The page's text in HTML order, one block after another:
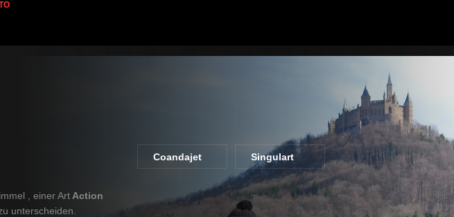
, einer Art Action
unterscheiden.
Coandajet Singulart